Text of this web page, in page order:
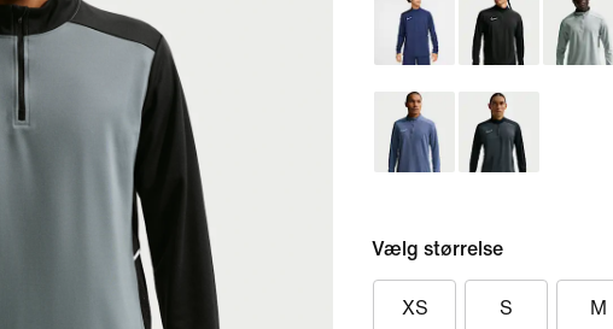
Vælg størrelse
XS S M